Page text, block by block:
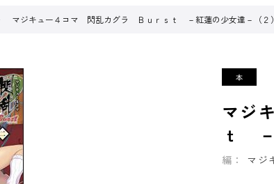
マジキュー４コマ 閃乱カグラ Ｂｕｒｓｔ －紅蓮の少女達－（２）
マジ
ｔ －
編： マジ